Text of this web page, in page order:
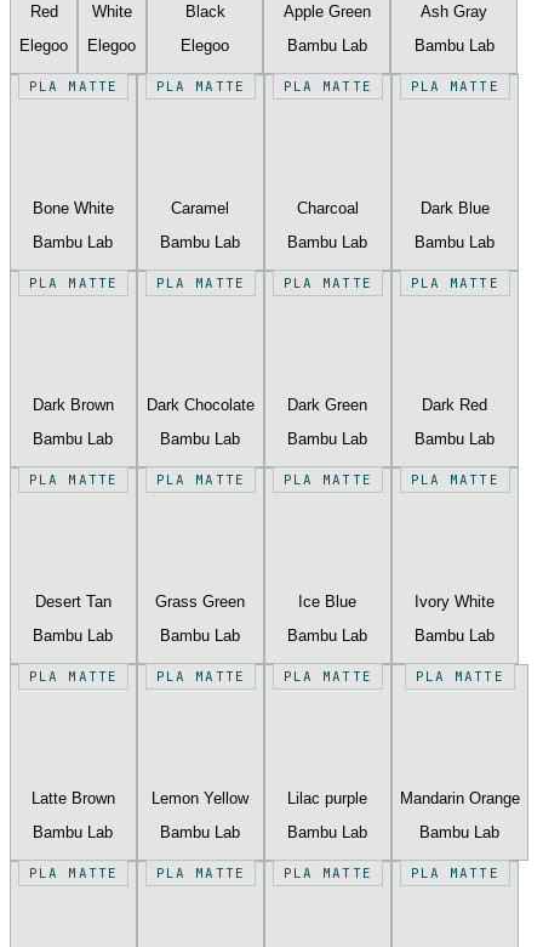
Red
Elegoo
White
Elegoo
Black
Elegoo
Apple Green
Bambu Lab
Ash Gray
Bambu Lab
PLA MATTE
Bone White
Bambu Lab
PLA MATTE
Caramel
Bambu Lab
PLA MATTE
Charcoal
Bambu Lab
PLA MATTE
Dark Blue
Bambu Lab
PLA MATTE
Dark Brown
Bambu Lab
PLA MATTE
Dark Chocolate
Bambu Lab
PLA MATTE
Dark Green
Bambu Lab
PLA MATTE
Dark Red
Bambu Lab
PLA MATTE
Desert Tan
Bambu Lab
PLA MATTE
Grass Green
Bambu Lab
PLA MATTE
Ice Blue
Bambu Lab
PLA MATTE
Ivory White
Bambu Lab
PLA MATTE
Latte Brown
Bambu Lab
PLA MATTE
Lemon Yellow
Bambu Lab
PLA MATTE
Lilac purple
Bambu Lab
PLA MATTE
Mandarin Orange
Bambu Lab
PLA MATTE PLA MATTE PLA MATTE PLA MATTE